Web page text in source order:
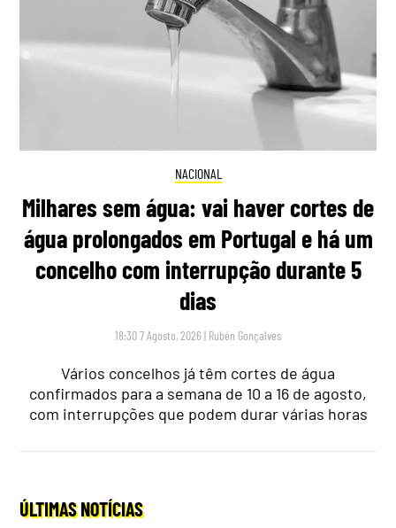
NACIONAL
Milhares sem água: vai haver cortes de
água prolongados em Portugal e há um
concelho com interrupção durante 5
dias
18:30 7 Agosto, 2026 | Rubén Gonçalves
Vários concelhos já têm cortes de água
confirmados para a semana de 10 a 16 de agosto,
com interrupções que podem durar várias horas
ÚLTIMAS NOTÍCIAS